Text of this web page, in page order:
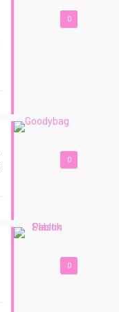
0
0
0